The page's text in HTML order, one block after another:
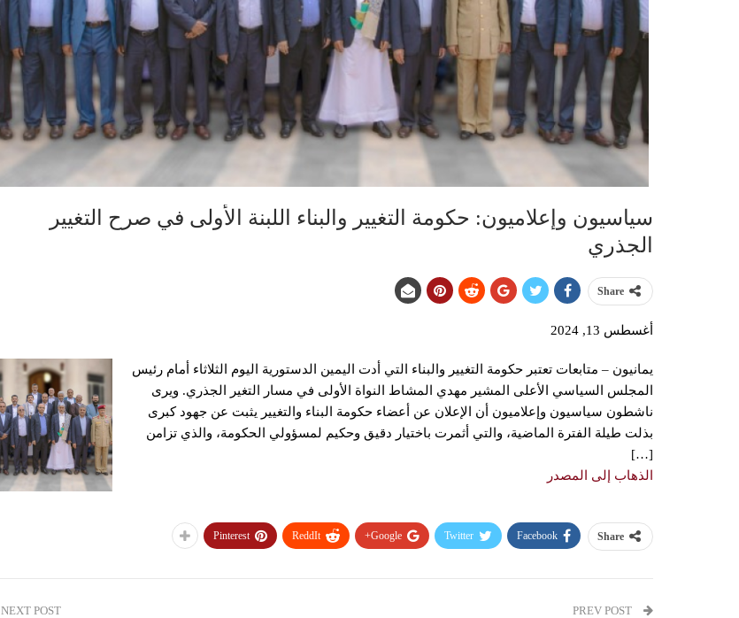
سياسيون وإعلاميون: حكومة التغيير والبناء اللبنة الأولى في صرح التغيير
الجذري
Share
أغسطس 13, 2024
يمانيون – متابعات تعتبر حكومة التغيير والبناء التي أدت اليمين الدستورية اليوم الثلاثاء أمام رئيس
المجلس السياسي الأعلى المشير مهدي المشاط النواة الأولى في مسار التغير الجذري. ويرى
ناشطون سياسيون وإعلاميون أن الإعلان عن أعضاء حكومة البناء والتغيير يثبت عن جهود كبرى
بذلت طيلة الفترة الماضية، والتي أثمرت باختيار دقيق وحكيم لمسؤولي الحكومة، والذي تزامن
[…]
الذهاب إلى المصدر
Share
Facebook
Twitter
Google+
ReddIt
Pinterest
NEXT POST